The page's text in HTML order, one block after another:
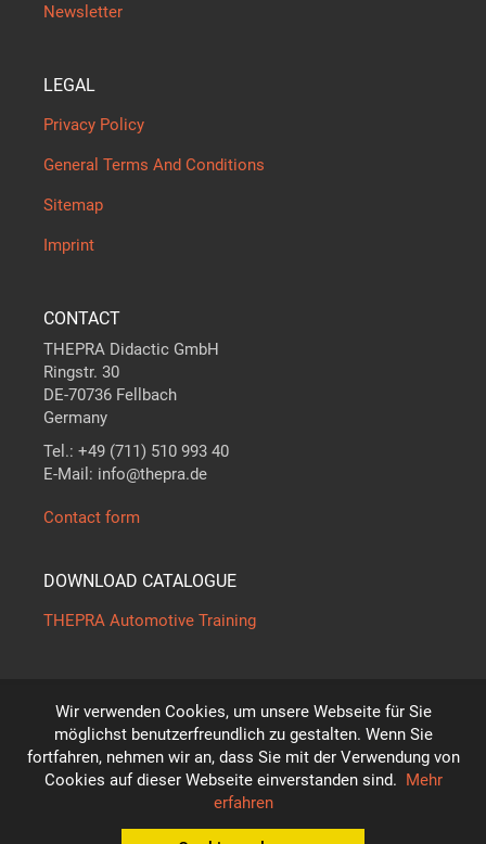
Wir verwenden Cookies, um unsere Webseite für Sie
möglichst benutzerfreundlich zu gestalten. Wenn Sie
fortfahren, nehmen wir an, dass Sie mit der Verwendung von
Cookies auf dieser Webseite einverstanden sind. Mehr
erfahren
Newsletter
LEGAL
Privacy Policy
General Terms And Conditions
Sitemap
Imprint
CONTACT
THEPRA Didactic GmbH
Ringstr. 30
DE-70736 Fellbach
Germany
Tel.: +49 (711) 510 993 40
E-Mail: info@thepra.de
Contact form
DOWNLOAD CATALOGUE
THEPRA Automotive Training
The standard inTHEORY +PRACTICE
Subject to technical modifications!
© THEPRA Didactic GmbH